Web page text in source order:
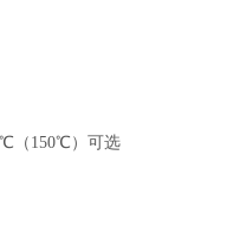
（150℃）可选